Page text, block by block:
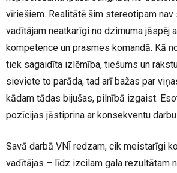
vīriešiem. Realitātē šim stereotipam nav
vadītājam neatkarīgi no dzimuma jāspēj
kompetence un prasmes komandā. Kā
tiek sagaidīta izlēmība, tiešums un
sieviete to parāda, tad arī bažas par
kādam tādas bijušas, pilnībā izgaist.
pozīcijas jāstiprina ar konsekventu
Savā darbā VNĪ redzam, cik meistarīgi
vadītājas – līdz izcilam gala rezultātam